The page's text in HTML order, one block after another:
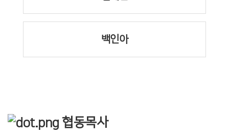
백인아
협동목사